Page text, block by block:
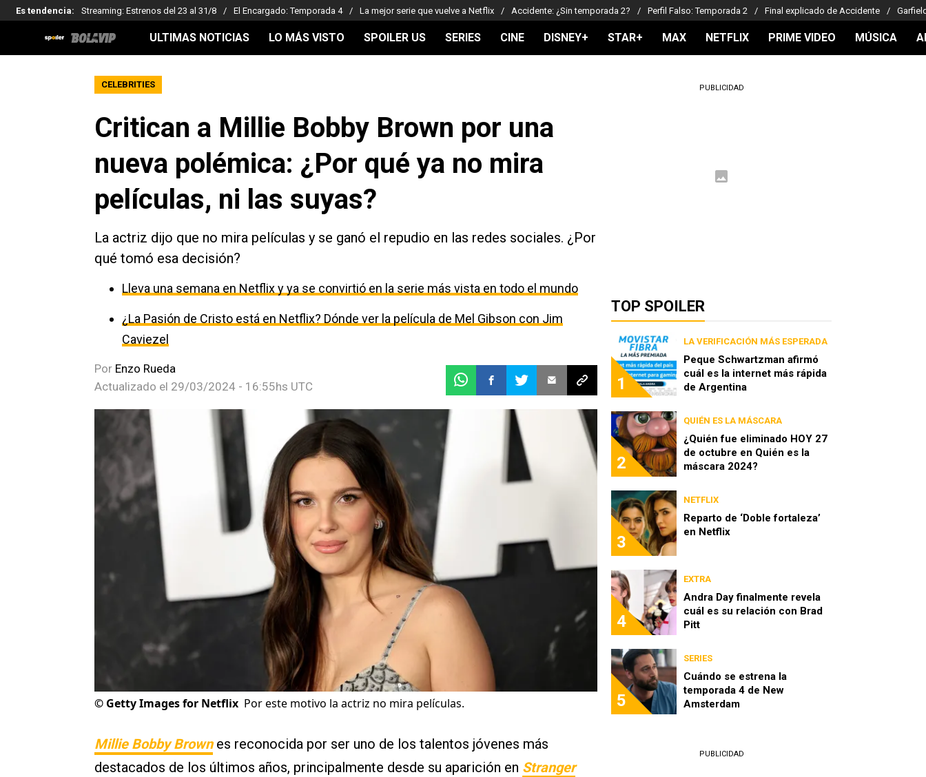
Es tendencia: Streaming: Estrenos del 23 al 31/8 El Encargado: Temporada 4 La mejor serie que vuelve a Netflix Accidente: ¿Sin temporada 2? Perfil Falso: Temporada 2 Final explicado de Accidente
ULTIMAS NOTICIAS LO MÁS VISTO SPOILER US SERIES CINE DISNEY+ STAR+ MAX NETFLIX PRIME VIDEO MÚSICA
CELEBRITIES
Critican a Millie Bobby Brown por una
nueva polémica: ¿Por qué ya no mira
películas, ni las suyas?
La actriz dijo que no mira películas y se ganó el repudio en las redes sociales. ¿Por
qué tomó esa decisión?
Lleva una semana en Netflix y ya se convirtió en la serie más vista en todo el mundo
¿La Pasión de Cristo está en Netflix? Dónde ver la película de Mel Gibson con Jim
Caviezel
Por Enzo Rueda
Actualizado el 29/03/2024 - 16:55hs UTC
© Getty Images for Netflix Por este motivo la actriz no mira películas.
Millie Bobby Brownes reconocida por ser uno de los talentos jóvenes más
destacados de los últimos años, principalmente desde su aparición en Stranger
PUBLICIDAD
TOP SPOILER
1
LA VERIFICACIÓN MÁS ESPERADA
Peque Schwartzman afirmó
cuál es la internet más rápida
de Argentina
2
QUIÉN ES LA MÁSCARA
¿Quién fue eliminado HOY 27
de octubre en Quién es la
máscara 2024?
3
NETFLIX
Reparto de ‘Doble fortaleza’
en Netflix
4
EXTRA
Andra Day finalmente revela
cuál es su relación con Brad
Pitt
5
SERIES
Cuándo se estrena la
temporada 4 de New
Amsterdam
PUBLICIDAD